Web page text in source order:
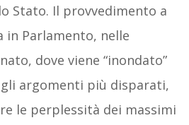
Stato. Il provvedimento a
in Parlamento, nelle
dove viene “inondato”
argomenti più disparati,
le perplessità dei massimi